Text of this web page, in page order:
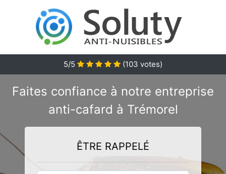
5/5 (103 votes)
Faites confiance à notre entreprise
anti-cafard à Trémorel
ÊTRE RAPPELÉ